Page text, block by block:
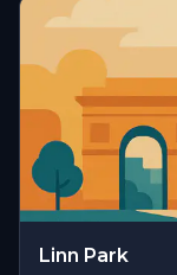
Linn Park